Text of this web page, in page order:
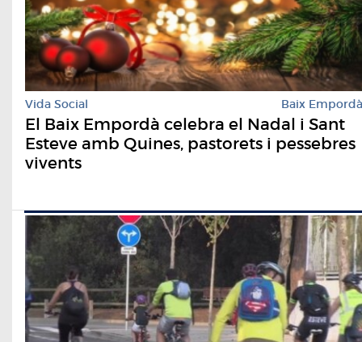
Vida Social Baix Empordà
El Baix Empordà celebra el Nadal i Sant
Esteve amb Quines, pastorets i pessebres
vivents